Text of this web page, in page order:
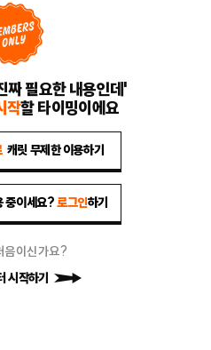
짜 필요한 내용인데'
작할 타이밍이에요
캐릿 무제한 이용하기
중이세요?로그인하기
음이신가요?
시작하기